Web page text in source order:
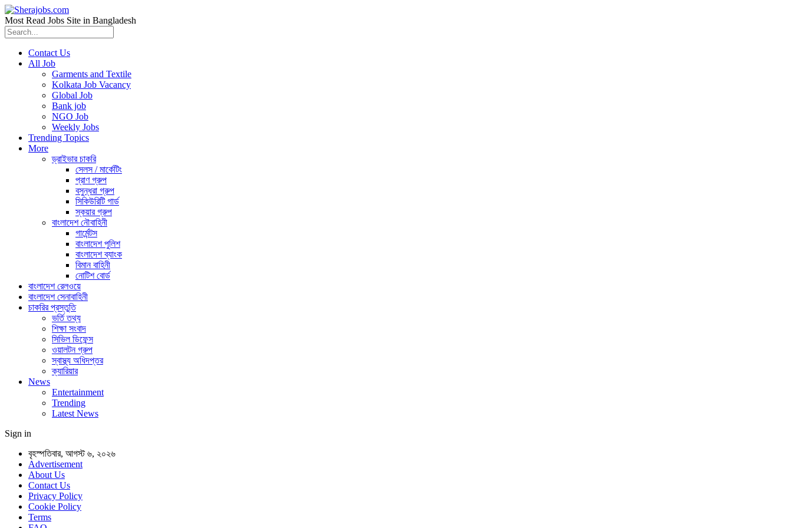
Most Read Jobs Site in Bangladesh
Contact Us
All Job
Garments and Textile
Kolkata Job Vacancy
Global Job
Bank job
NGO Job
Weekly Jobs
Trending Topics
More
ড্রাইভার চাকরি
সেলস / মার্কেটিং
প্রাণ গ্রুপ
বসুন্ধরা গ্রুপ
সিকিউরিটি গার্ড
স্কয়ার গ্রুপ
বাংলাদেশ নৌবাহিনী
গার্মেন্টস
বাংলাদেশ পুলিশ
বাংলাদেশ ব্যাংক
বিমান বাহিনী
নোটিশ বোর্ড
বাংলাদেশ রেলওয়ে
বাংলাদেশ সেনাবাহিনী
চাকরির প্রস্তুতি
ভর্তি তথ্য
শিক্ষা সংবাদ
সিভিল ডিফেন্স
ওয়ালটন গ্রুপ
স্বাস্থ্য অধিদপ্তর
ক্যারিয়ার
News
Entertainment
Trending
Latest News
Sign in
বৃহস্পতিবার, আগস্ট ৬, ২০২৬
Advertisement
About Us
Contact Us
Privacy Policy
Cookie Policy
Terms